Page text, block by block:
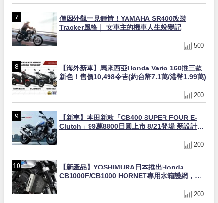
僅因外觀一見鍾情！YAMAHA SR400改裝
Tracker風格｜ 女車主的機車人生蛻變記
500
【海外新車】馬來西亞Honda Vario 160推三款
新色！售價10,498令吉(約台幣7.1萬/港幣1.99萬)
200
【新車】本田新款「CB400 SUPER FOUR E-
Clutch」99萬8800日圓上市 8/21登場 新設計直
200
【新產品】YOSHIMURA日本推出Honda
CB1000F/CB1000 HORNET專用水箱護網，六
200